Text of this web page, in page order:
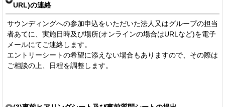
URL)の連絡
サウンディングへの参加申込をいただいた法人又はグループの担当
者あてに、実施日時及び場所(オンラインの場合はURLなど)を電子
メールにてご連絡します。
エントリーシートの希望に添えない場合もありますので、その際は
ご相談の上、日程を調整します。